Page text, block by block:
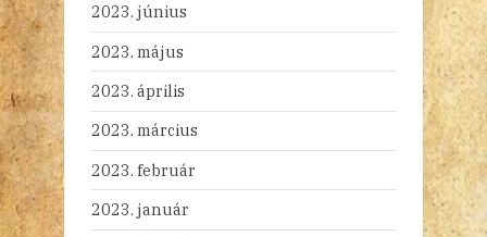
2023. június
2023. május
2023. április
2023. március
2023. február
2023. január